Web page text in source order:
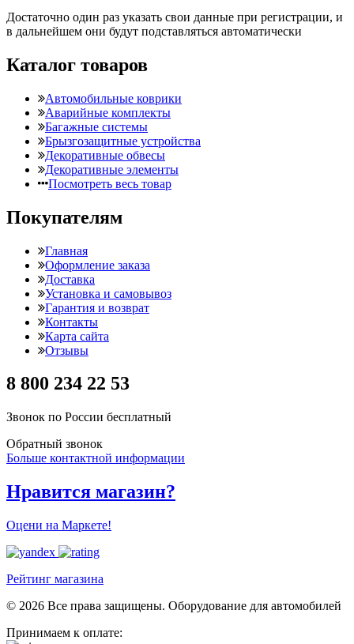
Достаточно один раз указать свои данные при регистрации, и
в дальнейшем они будут подставляться автоматически
Каталог товаров
Автомобильные коврики
Аварийные комплекты
Багажные системы
Брызгозащитные устройства
Декоративные обвесы
Декоративные элементы
Посмотреть весь товар
Покупателям
Главная
Оформление заказа
Доставка
Установка и самовывоз
Гарантия и возврат
Контакты
Карта сайта
Отзывы
8 800 234 22 53
Звонок по России бесплатный
Обратный звонок
Больше контактной информации
Нравится магазин?
Оцени на Маркете!
Рейтинг магазина
© 2026 Все права защищены. Оборудование для автомобилей
Принимаем к оплате: